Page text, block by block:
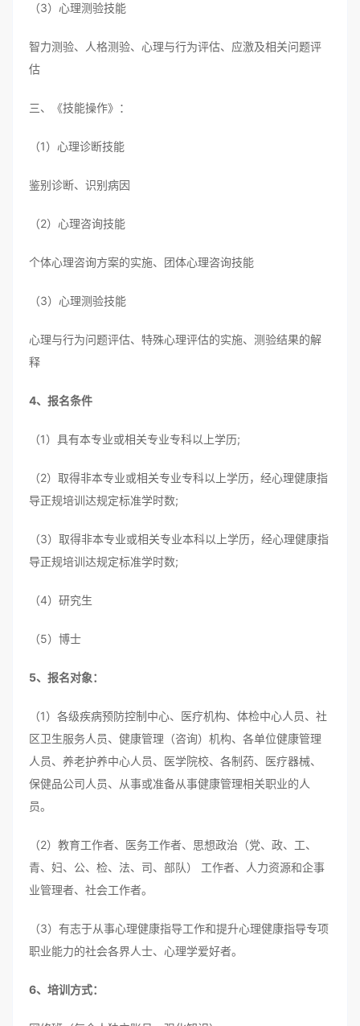
（3）心理测验技能
智力测验、人格测验、心理与行为评估、应激及相关问题评
估
三、《技能操作》：
（1）心理诊断技能
鉴别诊断、识别病因
（2）心理咨询技能
个体心理咨询方案的实施、团体心理咨询技能
（3）心理测验技能
心理与行为问题评估、特殊心理评估的实施、测验结果的解
释
4、报名条件
（1）具有本专业或相关专业专科以上学历;
（2）取得非本专业或相关专业专科以上学历，经心理健康指
导正规培训达规定标准学时数;
（3）取得非本专业或相关专业本科以上学历，经心理健康指
导正规培训达规定标准学时数;
（4）研究生
（5）博士
5、报名对象：
（1）各级疾病预防控制中心、医疗机构、体检中心人员、社
区卫生服务人员、健康管理（咨询）机构、各单位健康管理
人员、养老护养中心人员、医学院校、各制药、医疗器械、
保健品公司人员、从事或准备从事健康管理相关职业的人
员。
（2）教育工作者、医务工作者、思想政治（党、政、工、
青、妇、公、检、法、司、部队） 工作者、人力资源和企事
业管理者、社会工作者。
（3）有志于从事心理健康指导工作和提升心理健康指导专项
职业能力的社会各界人士、心理学爱好者。
6、培训方式：